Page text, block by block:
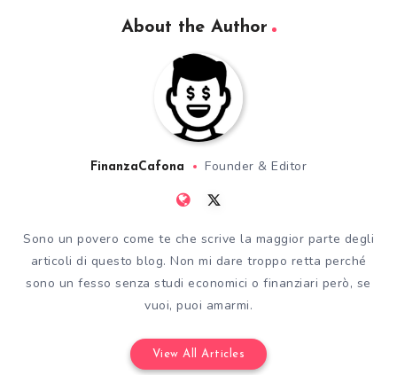
About the Author
FinanzaCafona Founder & Editor
Sono un povero come te che scrive la maggior parte degli
articoli di questo blog. Non mi dare troppo retta perché
sono un fesso senza studi economici o finanziari però, se
vuoi, puoi amarmi.
View All Articles